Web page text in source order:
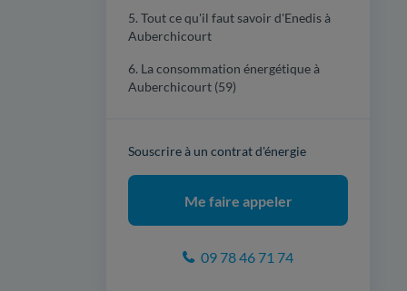
5. Tout ce qu'il faut savoir d'Enedis à
Auberchicourt
6. La consommation énergétique à
Auberchicourt (59)
Souscrire à un contrat d'énergie
Me faire appeler
09 78 46 71 74